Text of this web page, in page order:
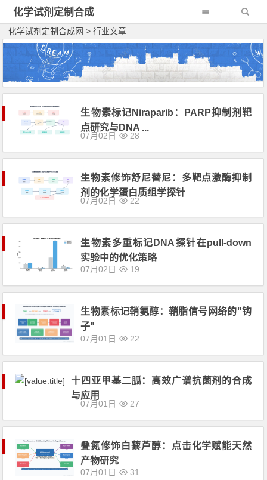
化学试剂定制合成
网
化学试剂定制合成网 > 行业文章
生物素标记Niraparib：PARP抑制剂靶
点研究与DNA ...
07月02日 28
生物素修饰舒尼替尼：多靶点激酶抑制
剂的化学蛋白质组学探针
07月02日 22
生物素多重标记DNA探针在pull-down
实验中的优化策略
07月02日 19
生物素标记鞘氨醇：鞘脂信号网络的"钩
子"
07月01日 22
十四亚甲基二胍：高效广谱抗菌剂的合成
与应用
07月01日 27
叠氮修饰白藜芦醇：点击化学赋能天然
产物研究
07月01日 31